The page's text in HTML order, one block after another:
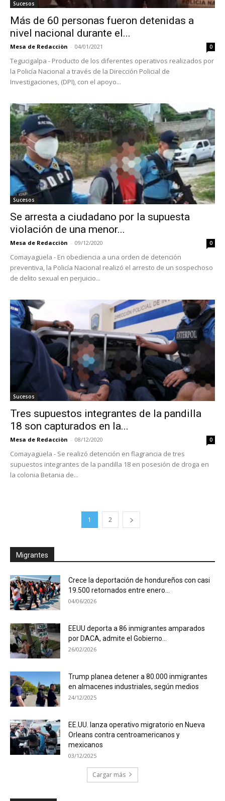
Sucesos
Más de 60 personas fueron detenidas a
nivel nacional durante el...
Mesa de Redacciòn - 04/01/2021 0
Tegucigalpa - Producto de los diferentes operativos realizados por
la Policía Nacional a través de la Dirección Policial de
Investigaciones, (DPI), con el apoyo...
Sucesos
Se arresta a ciudadano por la supuesta
violación de una menor...
Mesa de Redacciòn - 09/12/2020 0
Comayagüela - En obediencia a una orden de detención
preventiva, la Policía Nacional realizó el arresto de un sospechoso
de delito sexual en perjuicio...
Sucesos
Tres supuestos integrantes de la pandilla
18 son capturados en la...
Mesa de Redacciòn - 08/12/2020 0
Comayagüela - Se realizó detención en flagrancia de tres
supuestos integrantes de la pandilla 18 en posesión de droga en
la colonia Betania de...
1 2
Migrantes
Crece la deportación de hondureños con casi
19.500 retornados entre enero...
04/06/2026
EEUU deporta a 86 inmigrantes amparados
por DACA, admite el Gobierno...
26/02/2026
Trump planea detener a 80.000 inmigrantes
en almacenes industriales, según medios
24/12/2025
EE.UU. lanza operativo migratorio en Nueva
Orleans contra centroamericanos y
mexicanos
03/12/2025
Cargar más